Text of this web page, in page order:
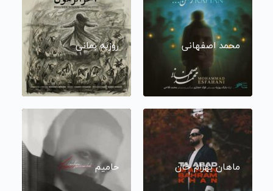
محمد اصفهانی روزبه بمانی
ماهان بهرام خان حامیم